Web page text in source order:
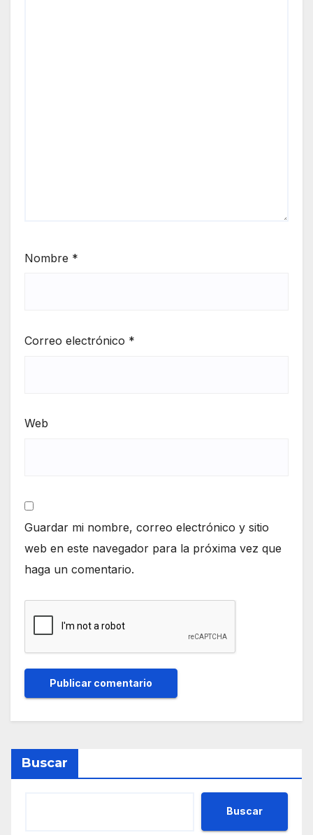
Nombre *
Correo electrónico *
Web
Guardar mi nombre, correo electrónico y sitio
web en este navegador para la próxima vez que
haga un comentario.
Buscar
Buscar